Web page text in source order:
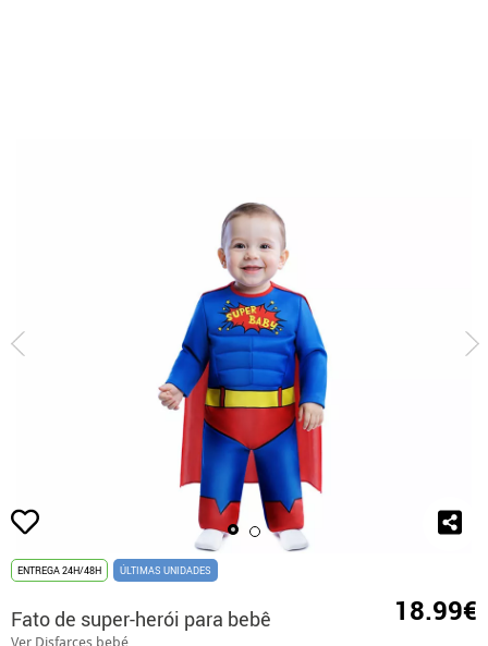
ENTREGA 24H/48H ÚLTIMAS UNIDADES
Fato de super-herói para bebê
Ver Disfarces bebé
18.99€